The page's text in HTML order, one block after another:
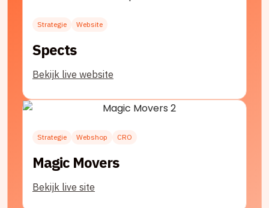
Strategie Website
Spects
Bekijk live website
Strategie Webshop CRO
Magic Movers
Bekijk live site